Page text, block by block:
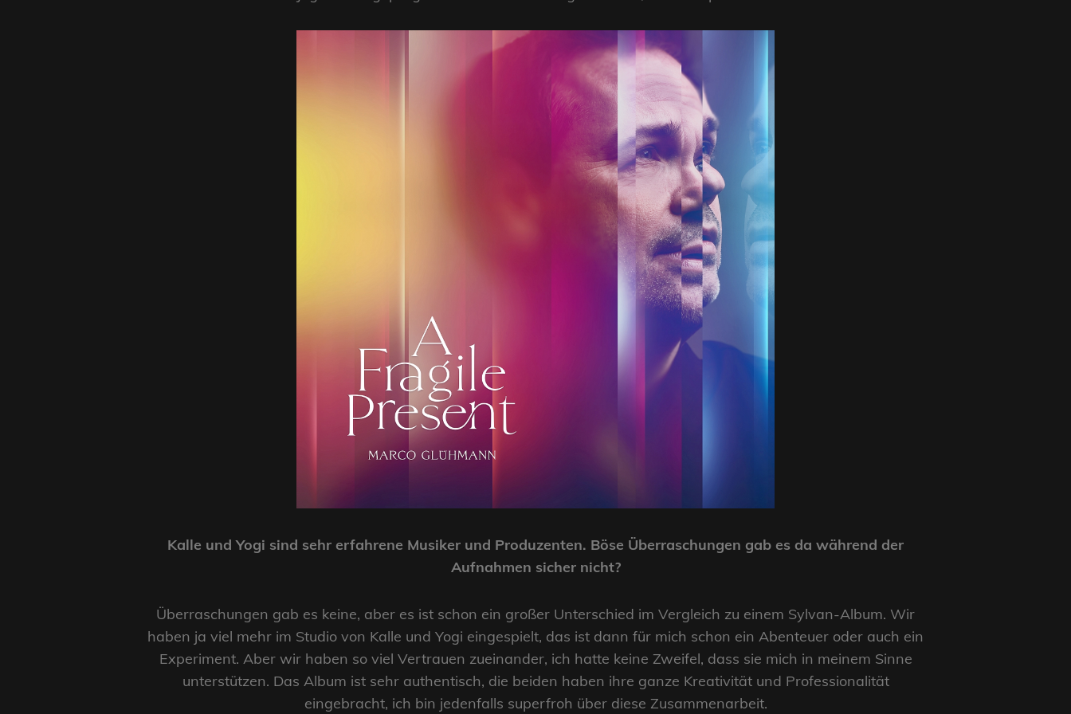
Kalle und Yogi sind sehr erfahrene Musiker und Produzenten. Böse Überraschungen gab es da während der
Aufnahmen sicher nicht?
Überraschungen gab es keine, aber es ist schon ein großer Unterschied im Vergleich zu einem Sylvan-Album. Wir
haben ja viel mehr im Studio von Kalle und Yogi eingespielt, das ist dann für mich schon ein Abenteuer oder auch ein
Experiment. Aber wir haben so viel Vertrauen zueinander, ich hatte keine Zweifel, dass sie mich in meinem Sinne
unterstützen. Das Album ist sehr authentisch, die beiden haben ihre ganze Kreativität und Professionalität
eingebracht, ich bin jedenfalls superfroh über diese Zusammenarbeit.